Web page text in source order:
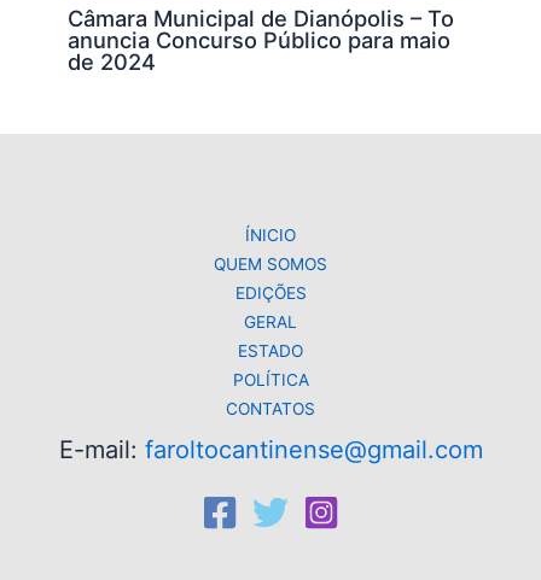
Câmara Municipal de Dianópolis – To
anuncia Concurso Público para maio
de 2024
ÍNICIO
QUEM SOMOS
EDIÇÕES
GERAL
ESTADO
POLÍTICA
CONTATOS
E-mail: faroltocantinense@gmail.com